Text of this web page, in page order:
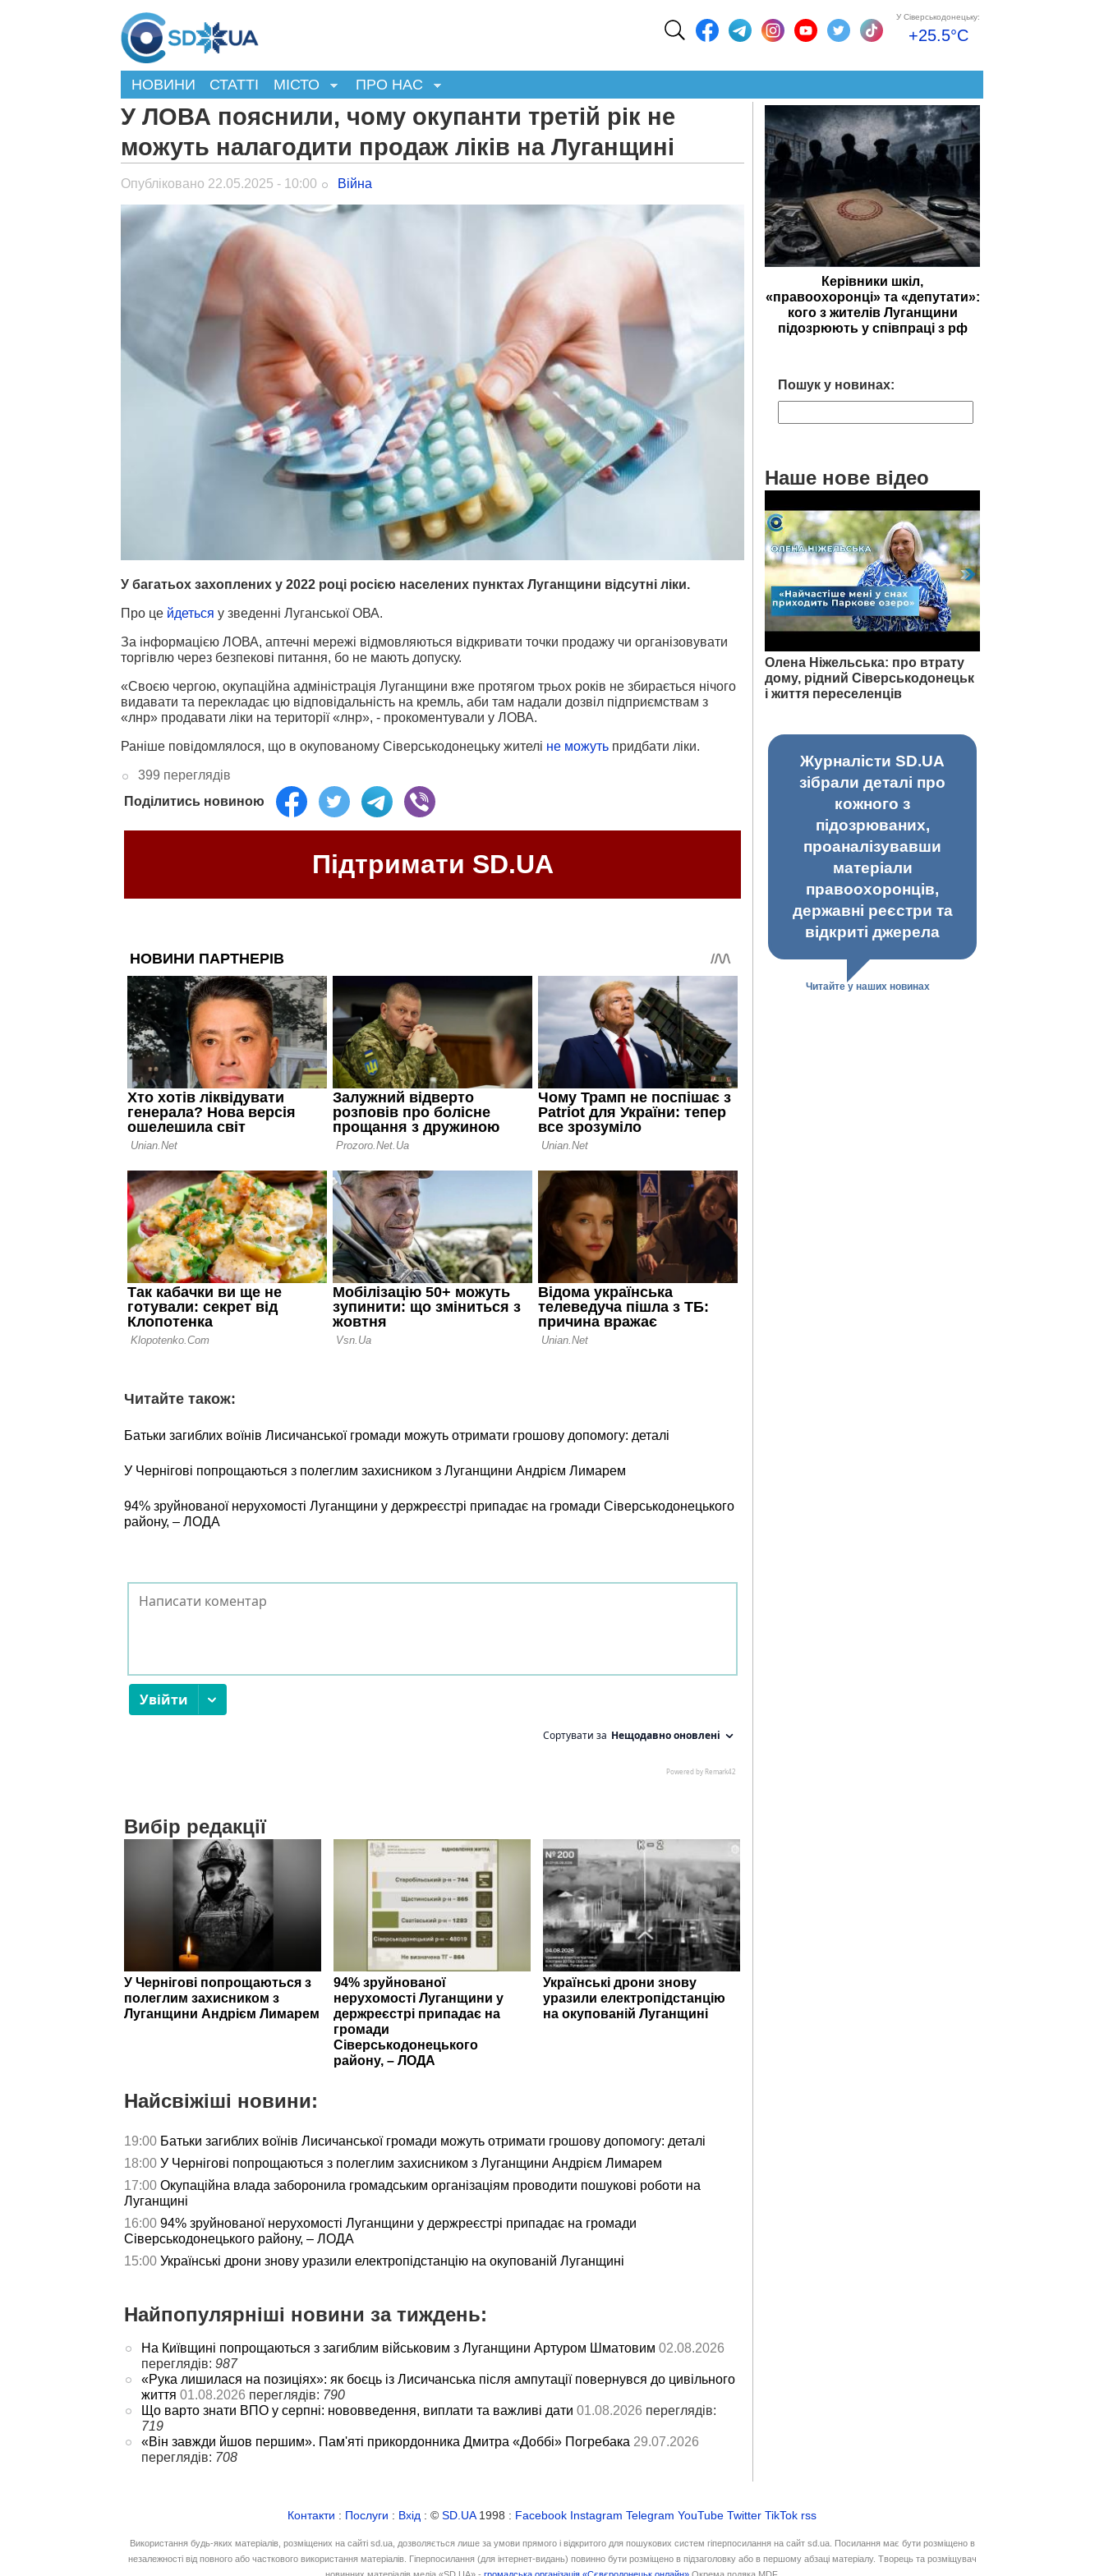
У Сіверськодонецьку:
+25.5°C
НОВИНИ СТАТТІ МІСТО ПРО НАС
У ЛОВА пояснили, чому окупанти третій рік не
можуть налагодити продаж ліків на Луганщині
Опубліковано 22.05.2025 - 10:00 Війна
У багатьох захоплених у 2022 році росією населених пунктах Луганщини відсутні ліки.
Про це йдеться у зведенні Луганської ОВА.
За інформацією ЛОВА, аптечні мережі відмовляються відкривати точки продажу чи організовувати
торгівлю через безпекові питання, бо не мають допуску.
«Своєю чергою, окупаційна адміністрація Луганщини вже протягом трьох років не збирається нічого
видавати та перекладає цю відповідальність на кремль, аби там надали дозвіл підприємствам з
«лнр» продавати ліки на території «лнр», - прокоментували у ЛОВА.
Раніше повідомлялося, що в окупованому Сіверськодонецьку жителі не можуть придбати ліки.
399 переглядів
Поділитись новиною
Підтримати SD.UA
Читайте також:
Батьки загиблих воїнів Лисичанської громади можуть отримати грошову допомогу: деталі
У Чернігові попрощаються з полеглим захисником з Луганщини Андрієм Лимарем
94% зруйнованої нерухомості Луганщини у держреєстрі припадає на громади Сіверськодонецького
району, – ЛОДА
Вибір редакції
У Чернігові попрощаються з
полеглим захисником з
Луганщини Андрієм Лимарем
94% зруйнованої
нерухомості Луганщини у
держреєстрі припадає на
громади
Сіверськодонецького
району, – ЛОДА
Українські дрони знову
уразили електропідстанцію
на окупованій Луганщині
Найсвіжіші новини:
19:00 Батьки загиблих воїнів Лисичанської громади можуть отримати грошову допомогу: деталі
18:00 У Чернігові попрощаються з полеглим захисником з Луганщини Андрієм Лимарем
17:00 Окупаційна влада заборонила громадським організаціям проводити пошукові роботи на
Луганщині
16:00 94% зруйнованої нерухомості Луганщини у держреєстрі припадає на громади
Сіверськодонецького району, – ЛОДА
15:00 Українські дрони знову уразили електропідстанцію на окупованій Луганщині
Найпопулярніші новини за тиждень:
На Київщині попрощаються з загиблим військовим з Луганщини Артуром Шматовим 02.08.2026
переглядів: 987
«Рука лишилася на позиціях»: як боєць із Лисичанська після ампутації повернувся до цивільного
життя 01.08.2026 переглядів: 790
Що варто знати ВПО у серпні: нововведення, виплати та важливі дати 01.08.2026 переглядів:
719
«Він завжди йшов першим». Пам'яті прикордонника Дмитра «Доббі» Погребака 29.07.2026
переглядів: 708
Керівники шкіл,
«правоохоронці» та «депутати»:
кого з жителів Луганщини
підозрюють у співпраці з рф
Пошук у новинах:
Наше нове відео
Олена Ніжельська: про втрату
дому, рідний Сіверськодонецьк
і життя переселенців
Журналісти SD.UA
зібрали деталі про
кожного з
підозрюваних,
проаналізувавши
матеріали
правоохоронців,
державні реєстри та
відкриті джерела
Читайте у наших новинах
Контакти : Послуги : Вхід : © SD.UA1998 : Facebook Instagram Telegram YouTube Twitter TikTok rss
Використання будь-яких матеріалів, розміщених на сайті sd.ua, дозволяється лише за умови прямого і відкритого для пошукових систем гіперпосилання на сайт sd.ua. Посилання має бути розміщено в
незалежності від повного або часткового використання матеріалів. Гіперпосилання (для інтернет-видань) повинно бути розміщено в підзаголовку або в першому абзаці матеріалу. Творець та розміщувач
новинних матеріалів медіа «SD.UA» - громадська організація «Сєвєродонецьк онлайн»Окрема подяка MDF.